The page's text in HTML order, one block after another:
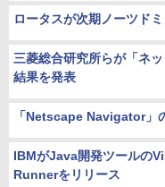
ロータスが次期ノーツド
三菱総合研究所らが「ネ
結果を発表
「Netscape Navigator」
IBMがJava開発ツールの
Runnerをリリース